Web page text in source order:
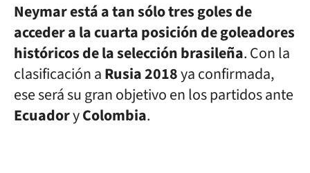
Neymar está a tan sólo tres goles de
acceder a la cuarta posición de goleadores
históricos de la selección brasileña. Con la
clasificación aRusia 2018ya confirmada,
ese será su gran objetivo en los partidos ante
EcuadoryColombia.